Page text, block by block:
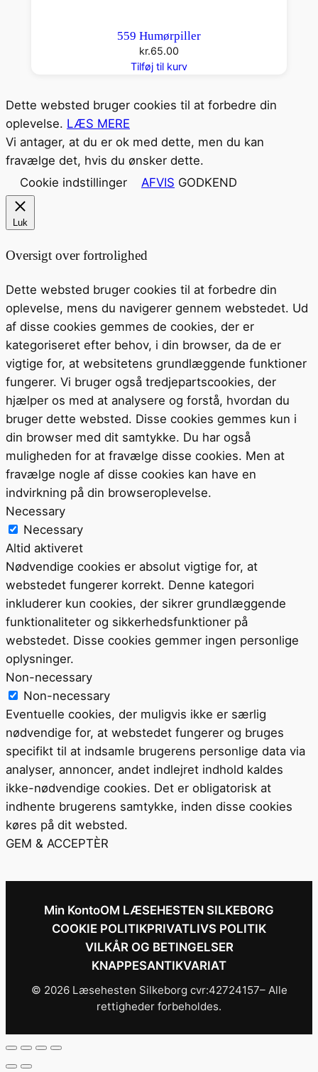
559 Humørpiller
kr.65.00
Tilføj til kurv
Dette websted bruger cookies til at forbedre din
oplevelse. LÆS MERE
Vi antager, at du er ok med dette, men du kan
fravælge det, hvis du ønsker dette.
Cookie indstillinger
AFVIS GODKEND
Luk
Oversigt over fortrolighed
Dette websted bruger cookies til at forbedre din
oplevelse, mens du navigerer gennem webstedet. Ud
af disse cookies gemmes de cookies, der er
kategoriseret efter behov, i din browser, da de er
vigtige for, at websitetens grundlæggende funktioner
fungerer. Vi bruger også tredjepartscookies, der
hjælper os med at analysere og forstå, hvordan du
bruger dette websted. Disse cookies gemmes kun i
din browser med dit samtykke. Du har også
muligheden for at fravælge disse cookies. Men at
fravælge nogle af disse cookies kan have en
indvirkning på din browseroplevelse.
Necessary
Necessary
Altid aktiveret
Nødvendige cookies er absolut vigtige for, at
webstedet fungerer korrekt. Denne kategori
inkluderer kun cookies, der sikrer grundlæggende
funktionaliteter og sikkerhedsfunktioner på
webstedet. Disse cookies gemmer ingen personlige
oplysninger.
Non-necessary
Non-necessary
Eventuelle cookies, der muligvis ikke er særlig
nødvendige for, at webstedet fungerer og bruges
specifikt til at indsamle brugerens personlige data via
analyser, annoncer, andet indlejret indhold kaldes
ikke-nødvendige cookies. Det er obligatorisk at
indhente brugerens samtykke, inden disse cookies
køres på dit websted.
GEM & ACCEPTÈR
Min KontoOM LÆSEHESTEN SILKEBORG
COOKIE POLITIKPRIVATLIVS POLITIK
VILKÅR OG BETINGELSER
KNAPPESANTIKVARIAT
© 2026 Læsehesten Silkeborg cvr:42724157– Alle
rettigheder forbeholdes.